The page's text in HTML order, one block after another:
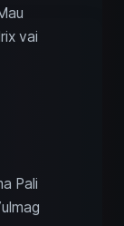
vai
Pali